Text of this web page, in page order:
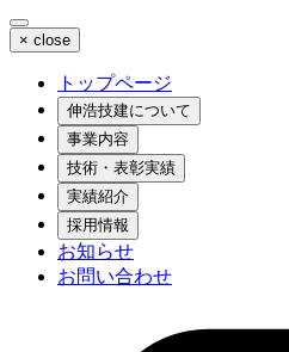
× close
トップページ
伸浩技建について
事業内容
技術・表彰実績
実績紹介
採用情報
お知らせ
お問い合わせ